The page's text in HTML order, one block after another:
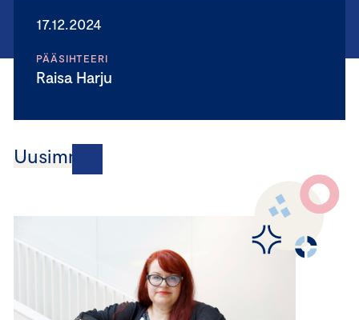
17.12.2024
PÄÄSIHTEERI
Raisa Harju
Uusimmat